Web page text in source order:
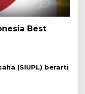
Best
(SIUPL) berarti